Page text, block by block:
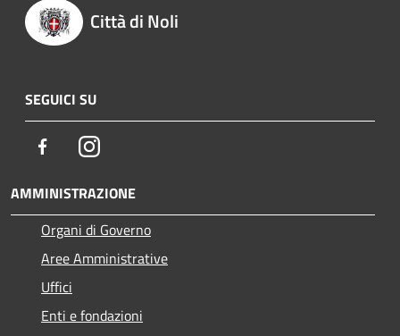
Città di Noli
SEGUICI SU
FacebookInstagram
AMMINISTRAZIONE
Organi di Governo
Aree Amministrative
Uffici
Enti e fondazioni